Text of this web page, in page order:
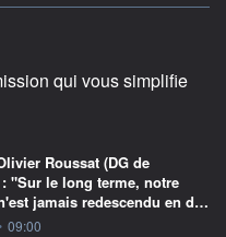
qui vous simplifie
Roussat (DG de
"Sur le long terme, notre
jamais redescendu en d…
par
09:00